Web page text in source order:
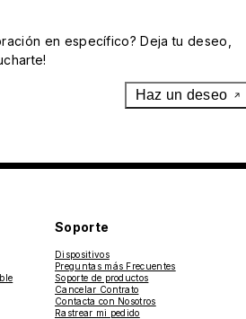
en específico? Deja tu deseo,
Haz un deseo
Soporte
Dispositivos
Preguntas más Frecuentes
Soporte de productos
Cancelar Contrato
Contacta con Nosotros
Rastrear mi pedido